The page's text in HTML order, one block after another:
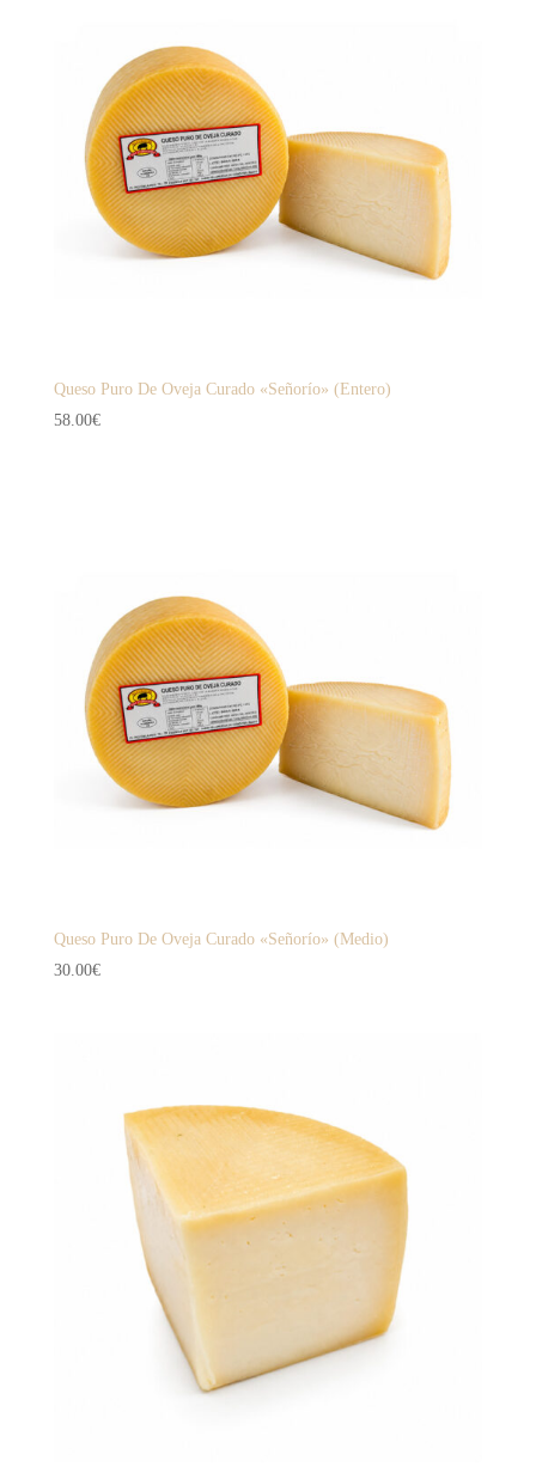
Queso Puro De Oveja Curado «Señorío» (Entero)
58.00€
Queso Puro De Oveja Curado «Señorío» (Medio)
30.00€